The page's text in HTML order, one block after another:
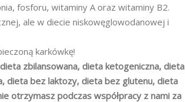
fosforu, witaminy A oraz witaminy B2.
ale w diecie niskowęglowodanowej i
karkówkę!
zbilansowana, dieta ketogeniczna, dieta
dieta bez laktozy, dieta bez glutenu, dieta
otrzymasz podczas współpracy z nami za